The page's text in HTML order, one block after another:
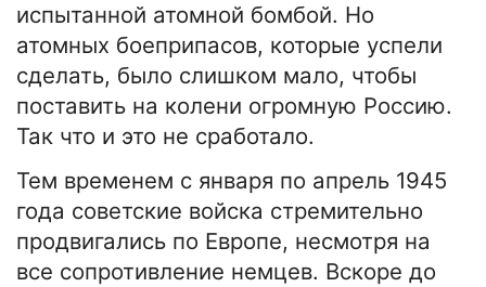
испытанной атомной бомбой. Но
атомных боеприпасов, которые успели
сделать, было слишком мало, чтобы
поставить на колени огромную Россию.
Так что и это не сработало.
Тем временем с января по апрель 1945
года советские войска стремительно
продвигались по Европе, несмотря на
все сопротивление немцев. Вскоре до